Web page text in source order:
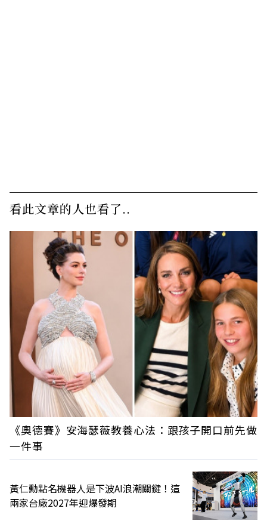
看此文章的人也看了..
《奧德賽》安海瑟薇教養心法：跟孩子開口前先做
一件事
黃仁勳點名機器人是下波AI浪潮關鍵！這
兩家台廠2027年迎爆發期